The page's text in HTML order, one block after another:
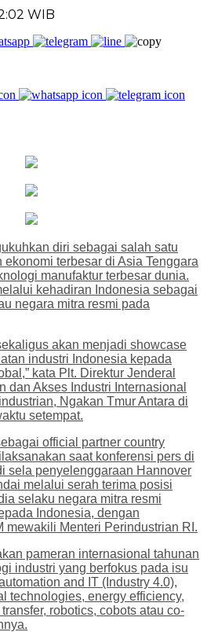
WIB
diri sebagai salah satu
terbesar di Asia Tenggara
manufaktur terbesar dunia.
kehadiran Indonesia sebagai
negara mitra resmi pada
akan menjadi showcase
industri Indonesia kepada
kata Plt. Direktur Jenderal
dan Akses Industri Internasional
Ngakan Tmur Antara di
setempat.
official partner country
saat konferensi pers di
sela penyelenggaraan Hannover
melalui serah terima posisi
selaku negara mitra resmi
Indonesia, dengan
mewakili Menteri Perindustrian RI.
pameran internasional tahunan
industri yang berfokus pada isu
and IT (Industry 4.0),
technologies, energy efficiency,
robotics, cobots atau co-